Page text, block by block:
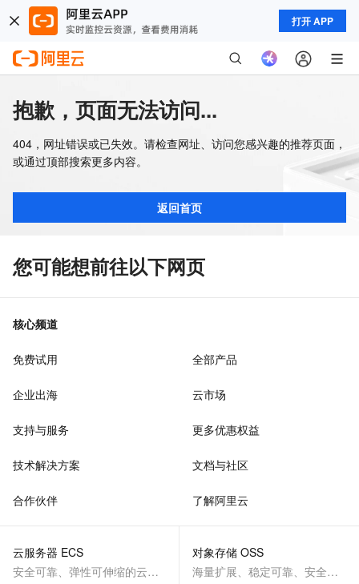
打开 APP
抱歉，页面无法访问...
404，网址错误或已失效。请检查网址、访问您感兴趣的推荐页面，
或通过顶部搜索更多内容。
返回首页
您可能想前往以下网页
核心频道
免费试用 全部产品
企业出海 云市场
支持与服务 更多优惠权益
技术解决方案 文档与社区
合作伙伴 了解阿里云
云服务器 ECS
安全可靠、弹性可伸缩的云计算服务
对象存储 OSS
海量扩展、稳定可靠、安全、低成本、智能